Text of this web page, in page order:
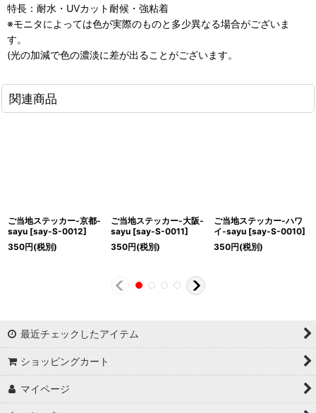
特長：耐水・UVカット耐候・強粘着
※モニタによっては色が実際のものと多少異なる場合がございま
す。
(光の加減で色の濃淡に差が出ることがございます。
関連商品
ご当地ステッカー-京都-
sayu [say-S-0012]
350円(税別)
ご当地ステッカー-大阪-
sayu [say-S-0011]
350円(税別)
ご当地ステッカー-ハワ
イ-sayu [say-S-0010]
350円(税別)
最近チェックしたアイテム
ショッピングカート
マイページ